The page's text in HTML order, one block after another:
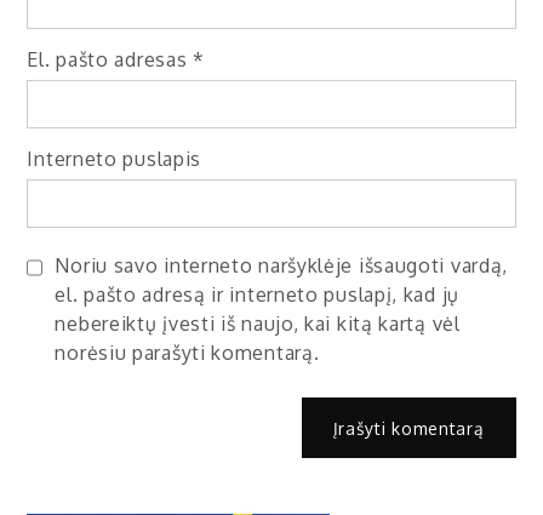
El. pašto adresas *
Interneto puslapis
Noriu savo interneto naršyklėje išsaugoti vardą,
el. pašto adresą ir interneto puslapį, kad jų
nebereiktų įvesti iš naujo, kai kitą kartą vėl
norėsiu parašyti komentarą.